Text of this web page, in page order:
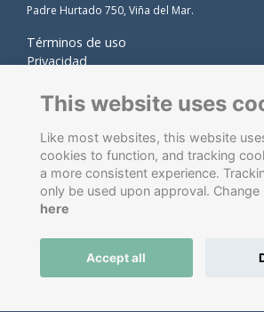
Padre Hurtado 750, Viña del Mar.
Términos de uso
Privacidad
Contacto
Software de gestión de antiguos
This website uses
Like most websites, this website
cookies to function, and tracking
a more consistent experience.
only be used upon approval. Change
here
Accept all